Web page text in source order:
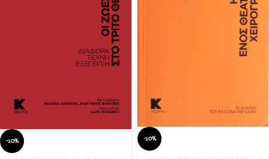
-10% -10%